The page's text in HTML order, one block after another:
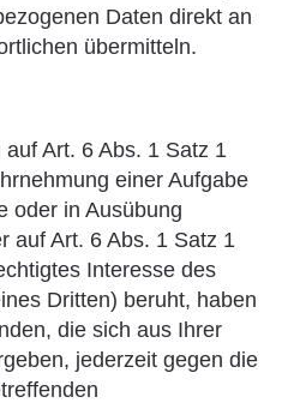
Daten direkt an
übermitteln.
Art. 6 Abs. 1 Satz 1
einer Aufgabe
oder in Ausübung
auf Art. 6 Abs. 1 Satz 1
Interesse des
Dritten) beruht, haben
die sich aus Ihrer
jederzeit gegen die